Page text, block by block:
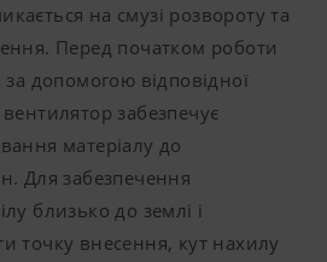
на смузі розвороту та
Перед початком роботи
за допомогою відповідної
забезпечує
матеріалу до
Для забезпечення
близько до землі і
точку внесення, кут нахилу